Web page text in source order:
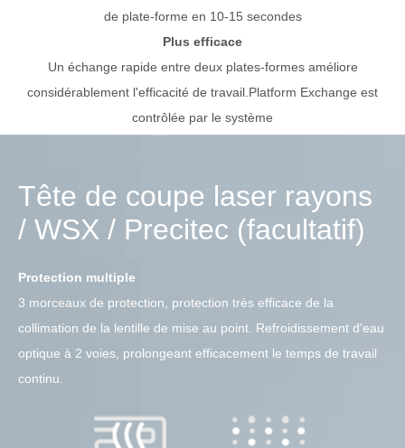
de plate-forme en 10-15 secondes
Plus efficace
Un échange rapide entre deux plates-formes améliore
considérablement l'efficacité de travail.Platform Exchange est
contrôlée par le système
Tête de coupe laser rayons
/ WSX / Precitec (facultatif)
Protection multiple
3 morceaux de protection, protection très efficace de la
collimation de la lentille de mise au point. Refroidissement d'eau
optique à 2 voies, prolongeant efficacement le temps de travail
continu.